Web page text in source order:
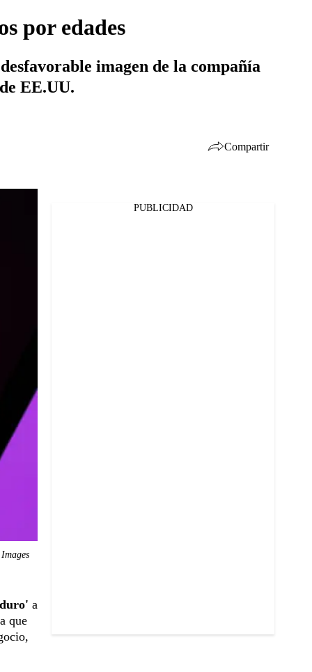
por edades
imagen de la compañía
EE.UU.
Compartir
a
que
PUBLICIDAD